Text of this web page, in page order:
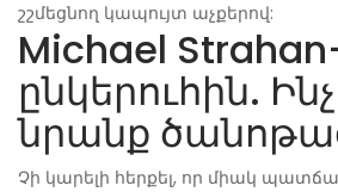
շշմեցնող կապույտ աչքերով:
Michael
ընկերուհին.
նրանք
Չի կարելի հերքել, որ միակ